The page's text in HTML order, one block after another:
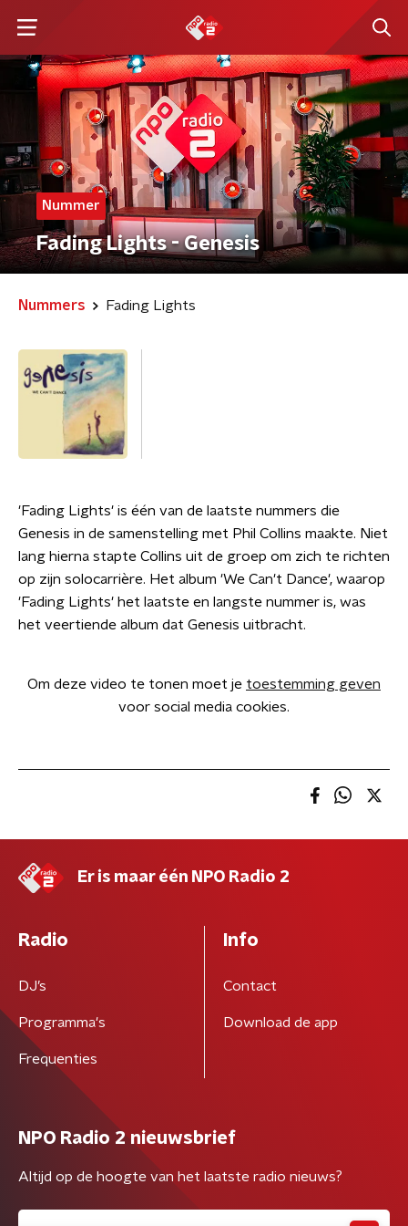
Nummer
Fading Lights - Genesis
Nummers Fading Lights
'Fading Lights' is één van de laatste nummers die
Genesis in de samenstelling met Phil Collins maakte. Niet
lang hierna stapte Collins uit de groep om zich te richten
op zijn solocarrière. Het album 'We Can't Dance', waarop
'Fading Lights' het laatste en langste nummer is, was
het veertiende album dat Genesis uitbracht.
Om deze video te tonen moet je toestemming geven
voor social media cookies.
Er is maar één NPO Radio 2
Radio
DJ’s
Programma's
Frequenties
Info
Contact
Download de app
NPO Radio 2 nieuwsbrief
Altijd op de hoogte van het laatste radio nieuws?